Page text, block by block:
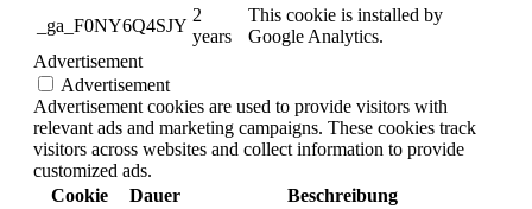
_ga_F0NY6Q4SJY
2
years
This cookie is installed by
Google Analytics.
Advertisement
Advertisement
Advertisement cookies are used to provide visitors with
relevant ads and marketing campaigns. These cookies track
visitors across websites and collect information to provide
customized ads.
Cookie
Dauer Beschreibung